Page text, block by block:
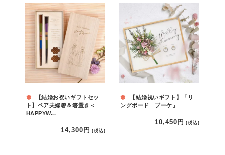
【結婚お祝いギフトセッ
ト】ペア夫婦箸＆箸置き＜
HAPPYW...
14,300円 (税込)
【結婚祝いギフト】「リ
ングボード ブーケ」
10,450円 (税込)